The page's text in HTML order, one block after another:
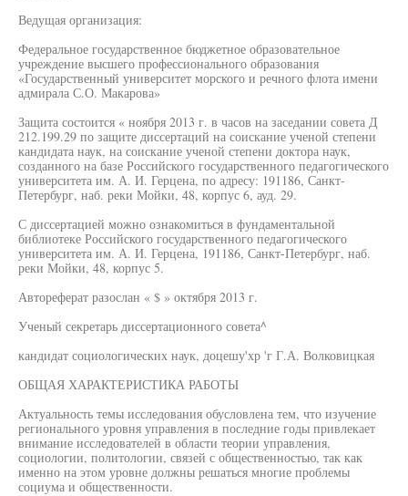
Ведущая организация:
Федеральное государственное бюджетное образовательное
учреждение высшего профессионального образования
«Государственный университет морского и речного флота имени
адмирала С.О. Макарова»
Защита состоится « ноября 2013 г. в часов на заседании совета Д
212.199.29 по защите диссертаций на соискание ученой степени
кандидата наук, на соискание ученой степени доктора наук,
созданного на базе Российского государственного педагогического
университета им. А. И. Герцена, по адресу: 191186, Санкт-
Петербург, наб. реки Мойки, 48, корпус 6, ауд. 29.
С диссертацией можно ознакомиться в фундаментальной
библиотеке Российского государственного педагогического
университета им. А. И. Герцена, 191186, Санкт-Петербург, наб.
реки Мойки, 48, корпус 5.
Автореферат разослан « $ » октября 2013 г.
Ученый секретарь диссертационного совета^
кандидат социологических наук, доцешу'хр 'г Г.А. Волковицкая
ОБЩАЯ ХАРАКТЕРИСТИКА РАБОТЫ
Актуальность темы исследования обусловлена тем, что изучение
регионального уровня управления в последние годы привлекает
внимание исследователей в области теории управления,
социологии, политологии, связей с общественностью, так как
именно на этом уровне должны решаться многие проблемы
социума и общественности.